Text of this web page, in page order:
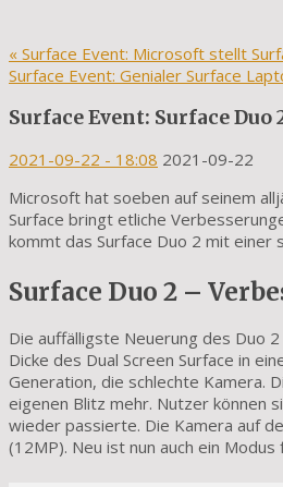
« Surface Event: Microsoft stellt
Surface Event: Genialer Surface
Surface Event: Surface
2021-09-22 - 18:08 2021-09-22
Microsoft hat soeben auf seinem
Surface bringt etliche
kommt das Surface Duo 2 mit einer
Surface Duo 2 –
Die auffälligste Neuerung des Duo
Dicke des Dual Screen Surface in
Generation, die schlechte Kamera.
eigenen Blitz mehr. Nutzer können
wieder passierte. Die Kamera auf
(12MP). Neu ist nun auch ein Modus